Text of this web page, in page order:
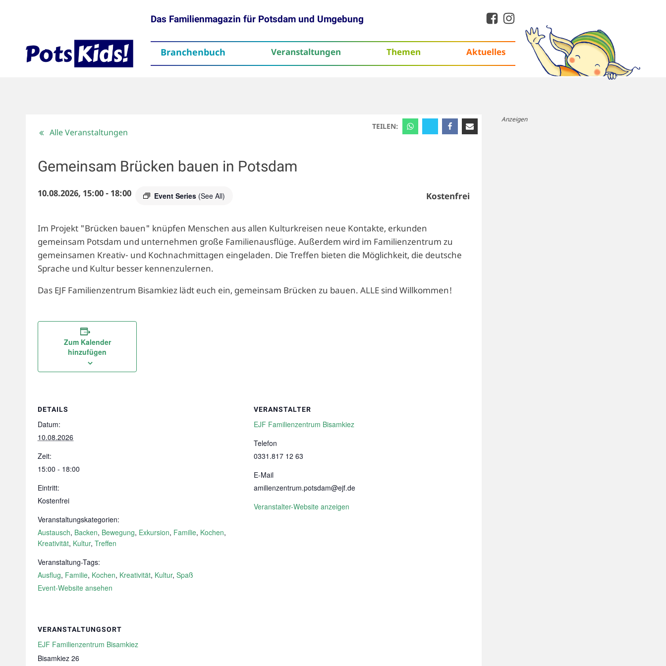
Das Familienmagazin für Potsdam und Umgebung
Branchenbuch Veranstaltungen Themen Aktuelles
TEILEN:
Alle Veranstaltungen
Gemeinsam Brücken bauen in Potsdam
10.08.2026, 15:00- 18:00 Event Series (See All) Kostenfrei
Im Projekt "Brücken bauen" knüpfen Menschen aus allen Kulturkreisen neue Kontakte, erkunden
gemeinsam Potsdam und unternehmen große Familienausflüge. Außerdem wird im Familienzentrum zu
gemeinsamen Kreativ- und Kochnachmittagen eingeladen. Die Treffen bieten die Möglichkeit, die deutsche
Sprache und Kultur besser kennenzulernen.
Das EJF Familienzentrum Bisamkiez lädt euch ein, gemeinsam Brücken zu bauen. ALLE sind Willkommen!
Zum Kalender
hinzufügen
DETAILS
Datum:
10.08.2026
Zeit:
15:00 - 18:00
Eintritt:
Kostenfrei
Veranstaltungskategorien:
Austausch, Backen, Bewegung, Exkursion, Familie, Kochen,
Kreativität, Kultur, Treffen
Veranstaltung-Tags:
Ausflug, Familie, Kochen, Kreativität, Kultur, Spaß
Event-Website ansehen
VERANSTALTER
EJF Familienzentrum Bisamkiez
Telefon
0331.817 12 63
E-Mail
amilienzentrum.potsdam@ejf.de
Veranstalter-Website anzeigen
VERANSTALTUNGSORT
EJF Familienzentrum Bisamkiez
Bisamkiez 26
Anzeigen
ThemenAktuelles